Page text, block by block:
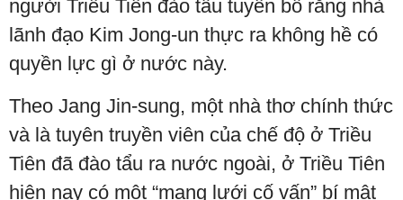
người Triều Tiên đào tẩu tuyên bố rằng nhà
lãnh đạo Kim Jong-un thực ra không hề có
quyền lực gì ở nước này.
Theo Jang Jin-sung, một nhà thơ chính thức
và là tuyên truyền viên của chế độ ở Triều
Tiên đã đào tẩu ra nước ngoài, ở Triều Tiên
hiện nay có một “mạng lưới cố vấn” bí mật